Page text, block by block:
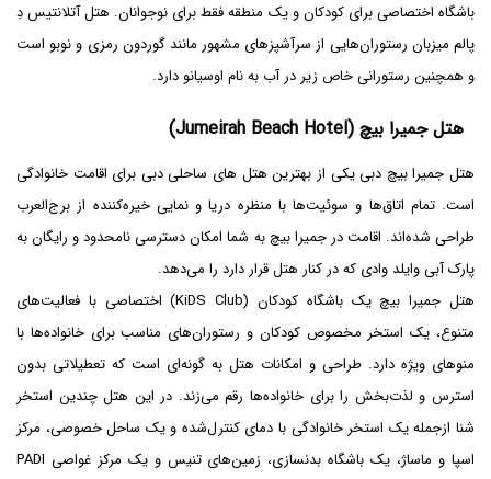
باشگاه اختصاصی برای کودکان و یک منطقه فقط برای نوجوانان. هتل آتلانتیس دِ
پالم میزبان رستوران‌هایی از سرآشپزهای مشهور مانند گوردون رمزی و نوبو است
و همچنین رستورانی خاص زیر در آب به نام اوسیانو دارد.
هتل جمیرا بیچ (Jumeirah Beach Hotel)
هتل جمیرا بیچ دبی یکی از بهترین هتل های ساحلی دبی برای اقامت خانوادگی
است. تمام اتاق‌ها و سوئیت‌ها با منظره دریا و نمایی خیره‌کننده از برج‌العرب
طراحی شده‌اند. اقامت در جمیرا بیچ به شما امکان دسترسی نامحدود و رایگان به
پارک آبی وایلد وادی که در کنار هتل قرار دارد را می‌دهد.
هتل جمیرا بیچ یک باشگاه کودکان (KiDS Club) اختصاصی با فعالیت‌های
متنوع، یک استخر مخصوص کودکان و رستوران‌های مناسب برای خانواده‌ها با
منوهای ویژه دارد. طراحی و امکانات هتل به گونه‌ای است که تعطیلاتی بدون
استرس و لذت‌بخش را برای خانواده‌ها رقم می‌زند. در این هتل چندین استخر
شنا ازجمله یک استخر خانوادگی با دمای کنترل‌شده و یک ساحل خصوصی، مرکز
اسپا و ماساژ، یک باشگاه بدنسازی، زمین‌های تنیس و یک مرکز غواصی PADI